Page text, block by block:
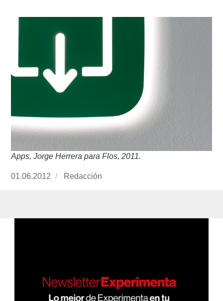
Apps, Jorge Herrera para Flos, 2011.
Publicado
01.06.2012 https://www.experimenta.es/author/redaccion/
Redacción